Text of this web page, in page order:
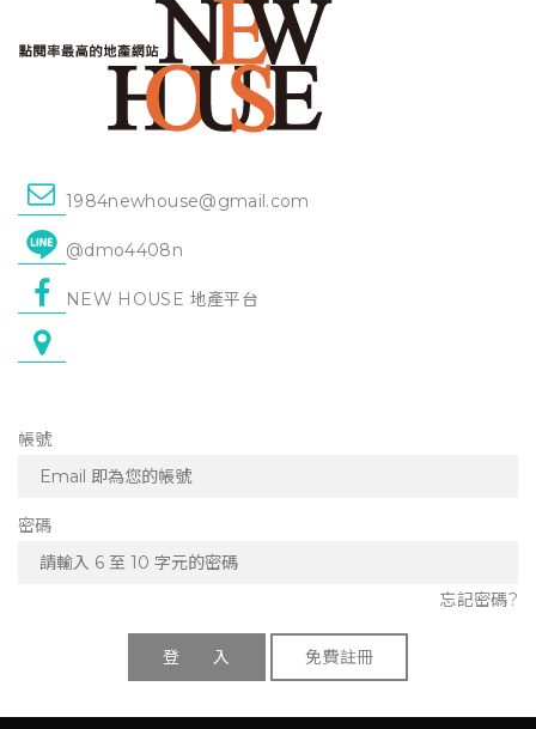
1984newhouse@gmail.com
@dmo4408n
NEW HOUSE 地產平台
帳號
密碼
忘記密碼?
登 入 免費註冊